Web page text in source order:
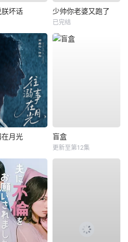
坏话 少帅你老婆又跑了
已完结
月光 盲盒
更新至第12集